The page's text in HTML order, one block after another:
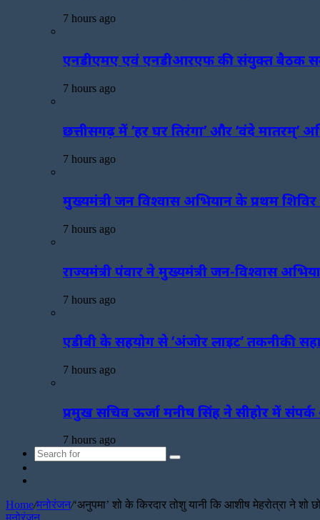
7 hours ago
एनडीएमए एवं एनडीआरएफ की संयुक्त बैठक
7 hours ago
छत्तीसगढ़ में ‘हर घर तिरंगा’ और ‘वंदे मातरम्’
7 hours ago
मुख्यमंत्री जन विश्वास अभियान के प्रथम
7 hours ago
राज्यमंत्री पंवार ने मुख्यमंत्री जन-विश्वास
7 hours ago
एडीबी के सहयोग से ‘अंजोर लाइट’ तकनीकी
7 hours ago
प्रमुख सचिव ऊर्जा मनीष सिंह ने सीहोर में
7 hours ago
Search
Home/मनोरंजन/‘अनुपमा’ शो के किरदार तोशु यानी कि आशीष मेहरोत्रा ने शो